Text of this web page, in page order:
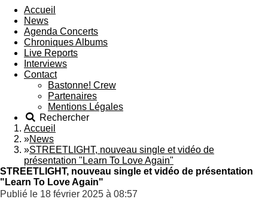
Accueil
News
Agenda Concerts
Chroniques Albums
Live Reports
Interviews
Contact
Bastonne! Crew
Partenaires
Mentions Légales
Rechercher
Accueil
»News
»STREETLIGHT, nouveau single et vidéo de
présentation "Learn To Love Again"
STREETLIGHT, nouveau single et vidéo de présentation
"Learn To Love Again"
Publié le 18 février 2025 à 08:57